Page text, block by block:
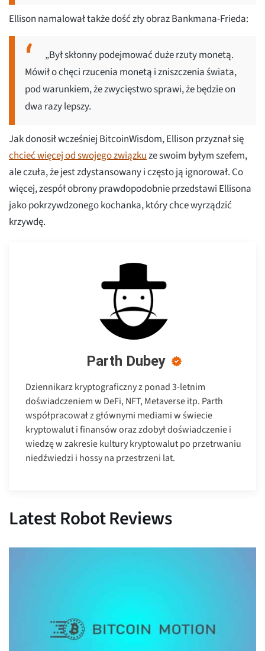
Ellison namalował także dość zły obraz Bankmana-Frieda:
„Był skłonny podejmować duże rzuty monetą.
Mówił o chęci rzucenia monetą i zniszczenia świata,
pod warunkiem, że zwycięstwo sprawi, że będzie on
dwa razy lepszy.
Jak donosił wcześniej BitcoinWisdom, Ellison przyznał się
chcieć więcej od swojego związkuze swoim byłym szefem,
ale czuła, że jest zdystansowany i często ją ignorował. Co
więcej, zespół obrony prawdopodobnie przedstawi Ellisona
jako pokrzywdzonego kochanka, który chce wyrządzić
krzywdę.
Parth Dubey
Dziennikarz kryptograficzny z ponad 3-letnim
doświadczeniem w DeFi, NFT, Metaverse itp. Parth
współpracował z głównymi mediami w świecie
kryptowalut i finansów oraz zdobył doświadczenie i
wiedzę w zakresie kultury kryptowalut po przetrwaniu
niedźwiedzi i hossy na przestrzeni lat.
Latest Robot Reviews